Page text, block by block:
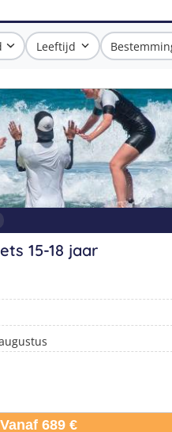
Leeftijd
15-18 jaar
Vanaf 689 €